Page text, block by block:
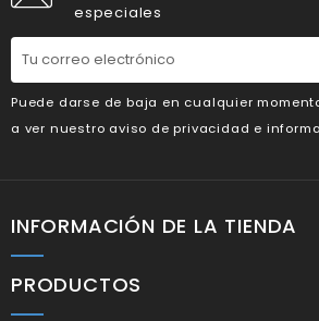
especiales
Puede darse de baja en cualquier
a ver nuestro aviso de privacidad e
INFORMACIÓN DE LA TIENDA
PRODUCTOS